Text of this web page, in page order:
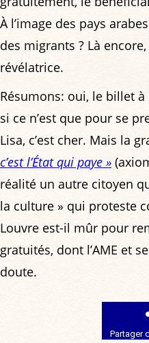
À l’image des pays
des migrants ? Là
révélatrice.
Résumons: oui, le billet
si ce n’est que pour se
Lisa, c’est cher. Mais la
c’est l’État qui paye »
réalité un autre citoyen
la culture » qui proteste
Louvre est-il mûr pour
gratuités, dont l’AME et
doute.
Partager